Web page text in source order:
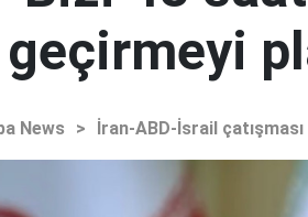
geçirmeyi
News > İran-ABD-İsrail çatışması